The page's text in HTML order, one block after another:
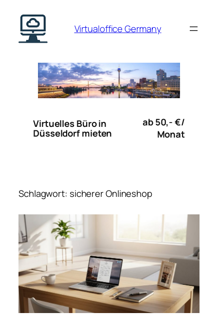
Inhalt
springen
Virtualoffice Germany
Virtuelles Büro in
Düsseldorf mieten
ab 50,- €/
Monat
Schlagwort: sicherer Onlineshop